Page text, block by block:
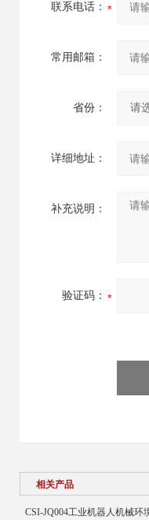
联系电话：
常用邮箱：
省份：
详细地址：
补充说明：
验证码：
相关产品
CSI-JQ004工业机器人机械